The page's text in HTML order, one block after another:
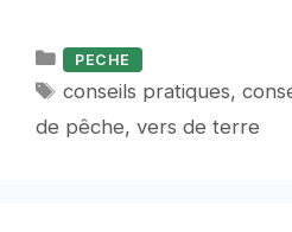
Catégories
PECHE
Étiquettes
conseils pratiques,
de pêche, vers de terre